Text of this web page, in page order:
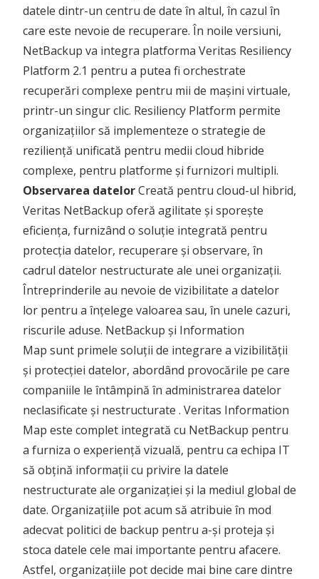
datele dintr-un centru de date în altul, în cazul în
care este nevoie de recuperare. În noile versiuni,
NetBackup va integra platforma Veritas Resiliency
Platform 2.1 pentru a putea fi orchestrate
recuperări complexe pentru mii de mașini virtuale,
printr-un singur clic. Resiliency Platform permite
organizațiilor să implementeze o strategie de
reziliență unificată pentru medii cloud hibride
complexe, pentru platforme și furnizori multipli.
Observarea datelorCreată pentru cloud-ul hibrid,
Veritas NetBackup oferă agilitate și sporește
eficiența, furnizând o soluție integrată pentru
protecția datelor, recuperare și observare, în
cadrul datelor nestructurate ale unei organizații.
Întreprinderile au nevoie de vizibilitate a datelor
lor pentru a înțelege valoarea sau, în unele cazuri,
riscurile aduse. NetBackup și Information
Map sunt primele soluții de integrare a vizibilității
și protecției datelor, abordând provocările pe care
companiile le întâmpină în administrarea datelor
neclasificate și nestructurate . Veritas Information
Map este complet integrată cu NetBackup pentru
a furniza o experiență vizuală, pentru ca echipa IT
să obțină informații cu privire la datele
nestructurate ale organizației și la mediul global de
date. Organizațiile pot acum să atribuie în mod
adecvat politici de backup pentru a-și proteja și
stoca datele cele mai importante pentru afacere.
Astfel, organizațiile pot decide mai bine care dintre